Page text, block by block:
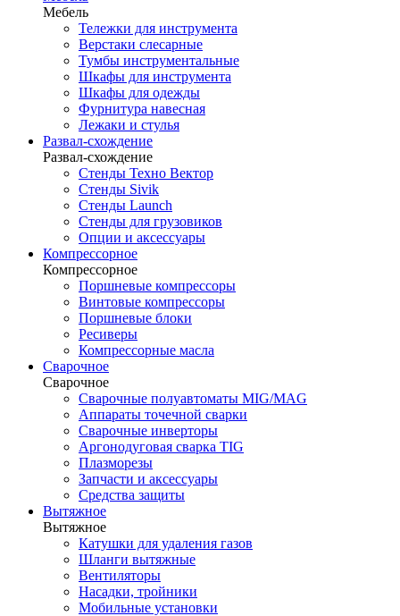
Мебель
Тележки для инструмента
Верстаки слесарные
Тумбы инструментальные
Шкафы для инструмента
Шкафы для одежды
Фурнитура навесная
Лежаки и стулья
Развал-схождение
Развал-схождение
Стенды Техно Вектор
Стенды Sivik
Стенды Launch
Стенды для грузовиков
Опции и аксессуары
Компрессорное
Компрессорное
Поршневые компрессоры
Винтовые компрессоры
Поршневые блоки
Ресиверы
Компрессорные масла
Сварочное
Сварочное
Сварочные полуавтоматы MIG/MAG
Аппараты точечной сварки
Сварочные инверторы
Аргонодуговая сварка TIG
Плазморезы
Запчасти и аксессуары
Средства защиты
Вытяжное
Вытяжное
Катушки для удаления газов
Шланги вытяжные
Вентиляторы
Насадки, тройники
Мобильные установки